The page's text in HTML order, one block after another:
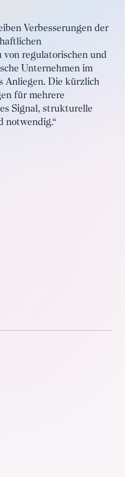
Verbesserungen der
von regulatorischen und
Unternehmen im
Anliegen. Die kürzlich
für mehrere
Signal, strukturelle
notwendig.“